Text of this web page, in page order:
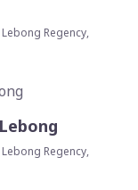
Lebong Regency,
Lebong Regency,